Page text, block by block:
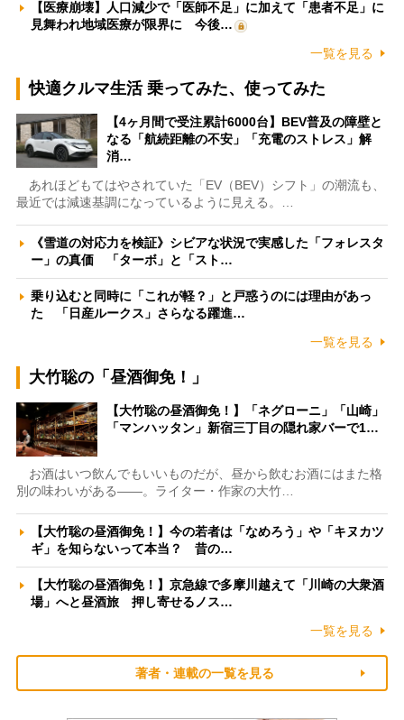
【医療崩壊】人口減少で「医師不足」に加えて「患者不足」に
見舞われ地域医療が限界に 今後…
一覧を見る
快適クルマ生活 乗ってみた、使ってみた
【4ヶ月間で受注累計6000台】BEV普及の障壁と
なる「航続距離の不安」「充電のストレス」解
消…
あれほどもてはやされていた「EV（BEV）シフト」の潮流も、
最近では減速基調になっているように見える。…
《雪道の対応力を検証》シビアな状況で実感した「フォレスタ
ー」の真価 「ターボ」と「スト…
乗り込むと同時に「これが軽？」と戸惑うのには理由があっ
た 「日産ルークス」さらなる躍進…
一覧を見る
大竹聡の「昼酒御免！」
【大竹聡の昼酒御免！】「ネグローニ」「山崎」
「マンハッタン」新宿三丁目の隠れ家バーで1…
お酒はいつ飲んでもいいものだが、昼から飲むお酒にはまた格
別の味わいがある――。ライター・作家の大竹…
【大竹聡の昼酒御免！】今の若者は「なめろう」や「キヌカツ
ギ」を知らないって本当？ 昔の…
【大竹聡の昼酒御免！】京急線で多摩川越えて「川崎の大衆酒
場」へと昼酒旅 押し寄せるノス…
一覧を見る
著者・連載の一覧を見る